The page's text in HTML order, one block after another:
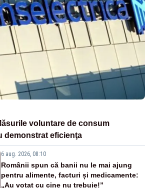
voluntare de consum
demonstrat eficienţa
6 aug. 2026, 08:10
Românii spun că banii nu le mai ajung
pentru alimente, facturi și medicamente:
„Au votat cu cine nu trebuie!”